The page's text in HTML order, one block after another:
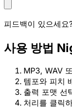
피드백이 있으세요
사용 방법
MP3, WAV
템포와 피치
출력 포맷 선
처리를 클릭